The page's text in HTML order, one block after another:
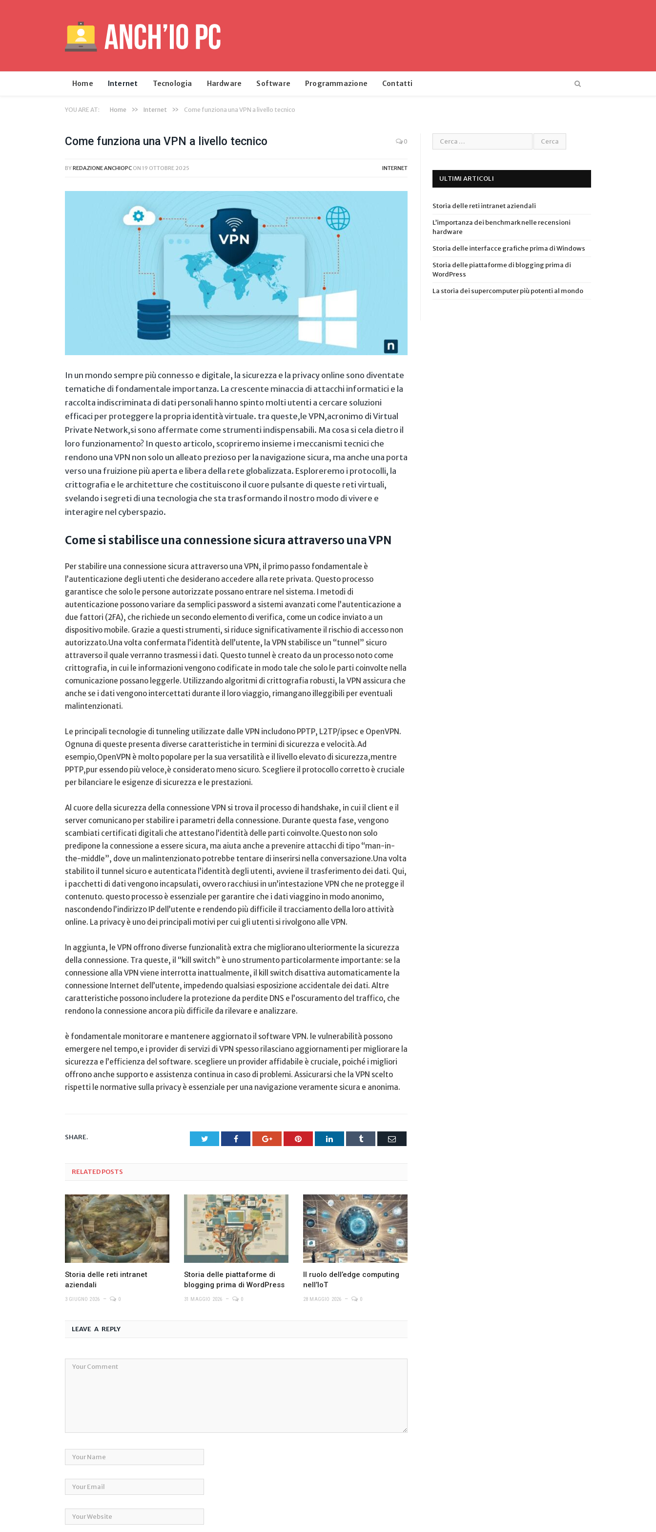
Home Internet Tecnologia Hardware Software Programmazione Contatti
YOU ARE AT: Home » Internet » Come funziona una VPN a livello tecnico
Come funziona una VPN a livello tecnico 0
BYREDAZIONE ANCHIOPC ON 19 OTTOBRE 2025 INTERNET
In‍ un mondo‍ sempre più connesso e digitale, la ‌sicurezza‍ e la privacy online sono diventate
⁢tematiche di fondamentale importanza. La crescente minaccia ⁣di attacchi​ informatici ‍e la
raccolta indiscriminata di dati personali‍ hanno spinto⁣ molti utenti ⁣a cercare soluzioni ​
efficaci per proteggere la propria identità virtuale. tra‍ queste,le ‍VPN,acronimo ⁢di ‌Virtual
Private ‌Network,si‍ sono affermate come strumenti indispensabili. Ma cosa si cela dietro il
loro funzionamento? In questo articolo, scopriremo insieme i ‌meccanismi tecnici che‌
rendono una VPN non solo un alleato‌ prezioso per la navigazione sicura, ma anche una porta
verso ​una‌ fruizione più aperta e libera⁢ della rete globalizzata. Esploreremo i​ protocolli, la
crittografia e le⁢ architetture che costituiscono⁣ il cuore pulsante‌ di queste reti ​virtuali,
svelando⁣ i segreti di una tecnologia ‍che sta trasformando​ il nostro modo di vivere ⁤e
interagire nel cyberspazio.
Come⁢ si ‌stabilisce una connessione sicura attraverso ⁤una VPN
Per stabilire una connessione sicura attraverso una VPN, il primo ‌passo ⁣fondamentale è
l’autenticazione degli utenti che⁢ desiderano accedere alla rete privata. ‌Questo processo
garantisce che solo le persone​ autorizzate possano entrare nel sistema. I metodi di
autenticazione possono‍ variare⁢ da ​semplici password a sistemi ‌avanzati come ‌l’autenticazione⁣ a
due fattori (2FA), che richiede un secondo elemento di verifica, come un codice inviato a un
dispositivo⁤ mobile. Grazie⁤ a questi strumenti, si riduce significativamente il rischio di accesso non ​
autorizzato.Una volta confermata l’identità dell’utente, la VPN ‍stabilisce un “tunnel” sicuro
attraverso ​il quale verranno trasmessi i dati.⁢ Questo ⁤tunnel è creato da un processo noto come
crittografia, in cui le‌ informazioni vengono codificate ⁣in modo tale che solo⁤ le parti coinvolte ⁤nella
comunicazione possano leggerle. Utilizzando algoritmi di crittografia ⁤robusti,⁣ la ​VPN assicura che
anche se i dati‍ vengono intercettati durante il loro viaggio, rimangano illeggibili per eventuali
malintenzionati.
Le principali tecnologie di tunneling utilizzate dalle VPN includono⁣ PPTP,‍ L2TP/ipsec e OpenVPN.
Ognuna di ‍queste presenta diverse caratteristiche​ in ‌termini di sicurezza e ​velocità.Ad
esempio,OpenVPN è⁢ molto⁤ popolare per‍ la sua versatilità e il ​livello elevato di sicurezza,mentre
PPTP,pur essendo più veloce,è considerato meno⁢ sicuro. ‍Scegliere il protocollo corretto è cruciale
per ⁢bilanciare le esigenze di sicurezza e le prestazioni.
Al cuore della sicurezza della connessione VPN si trova il processo di handshake, in cui il client⁢ e il
⁤server‍ comunicano per stabilire⁤ i parametri della ⁣connessione. Durante questa fase, vengono
scambiati certificati digitali ‍che attestano ⁤l’identità ‌delle parti coinvolte.Questo non solo
predipone la connessione a essere sicura, ma aiuta anche a prevenire ​attacchi di tipo “man-in-
the-middle”, dove un⁣ malintenzionato⁢ potrebbe tentare‍ di inserirsi nella conversazione.Una volta
stabilito il tunnel sicuro e autenticata l’identità degli ⁣utenti, avviene il trasferimento dei ‍dati. Qui,
i pacchetti di dati vengono incapsulati, ovvero racchiusi in ‍un’intestazione ​VPN che⁣ ne protegge il​
contenuto. questo processo è essenziale per‍ garantire che‍ i dati viaggino in modo anonimo,
‍nascondendo l’indirizzo IP⁢ dell’utente e rendendo più difficile il tracciamento della loro attività
online. La privacy è uno dei principali ⁤motivi per cui gli utenti ⁢si rivolgono alle ⁢VPN.
In aggiunta, le VPN ⁤offrono diverse funzionalità extra che migliorano ulteriormente la sicurezza
della connessione. Tra queste, il “kill switch” è uno strumento particolarmente importante: se la
connessione alla VPN⁢ viene interrotta inattualmente, il kill‍ switch disattiva automaticamente la
connessione Internet⁢ dell’utente, impedendo qualsiasi esposizione accidentale dei ⁤dati. Altre
caratteristiche possono includere la protezione da perdite DNS e l’oscuramento del traffico, che
rendono la connessione⁣ ancora più difficile‍ da rilevare e analizzare.
è fondamentale monitorare e mantenere aggiornato il software VPN. ⁢le vulnerabilità possono‌
emergere nel⁣ tempo,e i provider di servizi di VPN spesso⁤ rilasciano aggiornamenti per migliorare la
sicurezza ⁣e l’efficienza del software. scegliere un provider⁢ affidabile‍ è ‌cruciale, poiché i migliori
offrono anche supporto e assistenza continua in caso di problemi. Assicurarsi⁢ che la VPN ‍scelto
rispetti le ‌normative sulla ‍privacy è essenziale per una navigazione ​veramente sicura e anonima.
SHARE. Twitter Facebook Google+ Pinterest LinkedIn Tumblr Email
RELATEDPOSTS
Storia delle reti intranet
aziendali
3 GIUGNO 2026 0
Storia delle piattaforme di
blogging prima di WordPress
31 MAGGIO 2026 0
Il ruolo dell’edge computing
nell’IoT
28 MAGGIO 2026 0
LEAVE A REPLY
ULTIMI ARTICOLI
Storia delle reti intranet aziendali
L’importanza dei benchmark nelle recensioni
hardware
Storia delle interfacce grafiche prima di Windows
Storia delle piattaforme di blogging prima di
WordPress
La storia dei supercomputer più potenti al mondo